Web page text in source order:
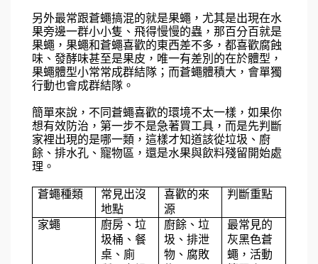
另外最常跟蒼蠅搞混的就是果蠅，尤其是出現在水
果旁邊一群小小隻、飛得慢慢的蟲，那百分百就是
果蠅，果蠅和蒼蠅喜歡的東西差不多，都喜歡腐蝕
味、發酵味甚至是果皮，唯一有差別的在於體型，
果蠅體型小常常成群結隊；而蒼蠅體積大，會單獨
行動也會成群結隊。
簡單來說，不同蒼蠅喜歡的環境不太一樣，如果你
想有效防治，第一步不是急著買工具，而是先判斷
家裡出現的是哪一類，這樣才知道該從垃圾、廚
餘、排水孔、寵物區，還是水果與飲料殘留開始處
理。
蒼蠅種類
常見出沒
地點
喜歡的來
源
判斷重點
家蠅
廚房、垃
圾桶、餐
桌、廁
廚餘、垃
圾、排泄
物、腐敗
最常見的
灰黑色蒼
蠅，活動